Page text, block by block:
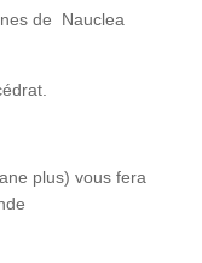
de Nauclea
plus) vous fera